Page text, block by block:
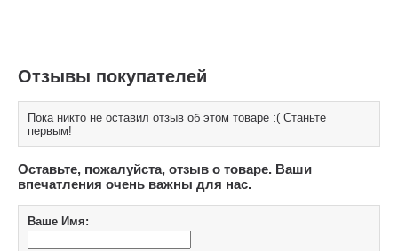
Отзывы покупателей
Пока никто не оставил отзыв об этом товаре :( Станьте
первым!
Оставьте, пожалуйста, отзыв о товаре. Ваши
впечатления очень важны для нас.
Ваше Имя: